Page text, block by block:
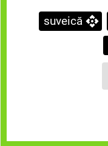
suveică